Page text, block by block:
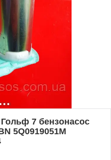
7 бензонасос
5Q0919051M